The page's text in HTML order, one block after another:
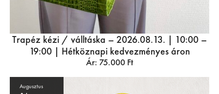
Trapéz kézi / válltáska – 2026.08.13. | 10:00 –
19:00 | Hétköznapi kedvezményes áron
Ár: 75.000 Ft
Augusztus